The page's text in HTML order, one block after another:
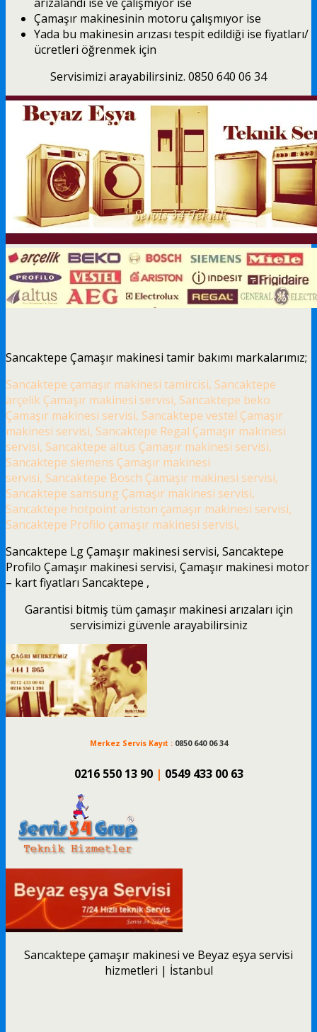
Çamaşır makinesinin motoru çalışmıyor ise
Yada bu makinesin arızası tespit edildiği ise fiyatları/
ücretleri öğrenmek için
Servisimizi arayabilirsiniz. 0850 640 06 34
Sancaktepe Çamaşır makinesi tamir bakımı markalarımız;
Sancaktepe çamaşır makinesi tamircisi, Sancaktepe
arçelik Çamaşır makinesi servisi, Sancaktepe beko
Çamaşır makinesi servisi, Sancaktepe vestel Çamaşır
makinesi servisi, Sancaktepe Regal Çamaşır makinesi
servisi, Sancaktepe altus Çamaşır makinesi servisi,
Sancaktepe siemens Çamaşır makinesi
servisi, Sancaktepe Bosch Çamaşır makinesi servisi,
Sancaktepe samsung Çamaşır makinesi servisi,
Sancaktepe hotpoint ariston çamaşır makinesi servisi,
Sancaktepe Profilo çamaşır makinesi servisi,
Sancaktepe Lg Çamaşır makinesi servisi, Sancaktepe
Profilo Çamaşır makinesi servisi, Çamaşır makinesi motor
– kart fiyatları Sancaktepe ,
Garantisi bitmiş tüm çamaşır makinesi arızaları için
servisimizi güvenle arayabilirsiniz
Merkez Servis Kayıt : 0850 640 06 34
0216 550 13 90 | 0549 433 00 63
Sancaktepe çamaşır makinesi ve Beyaz eşya servisi
hizmetleri | İstanbul